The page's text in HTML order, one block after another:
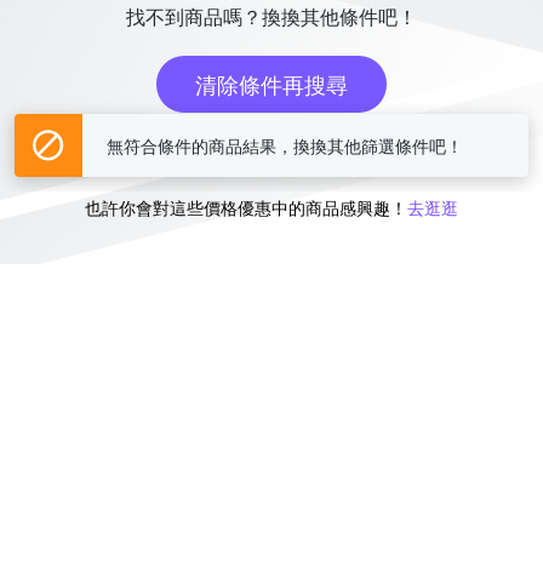
找不到商品嗎？換換其他條件吧！
清除條件再搜尋
或
也許你會對這些價格優惠中的商品感興趣！ 去逛逛
無符合條件的商品結果，換換其他篩選條件吧！